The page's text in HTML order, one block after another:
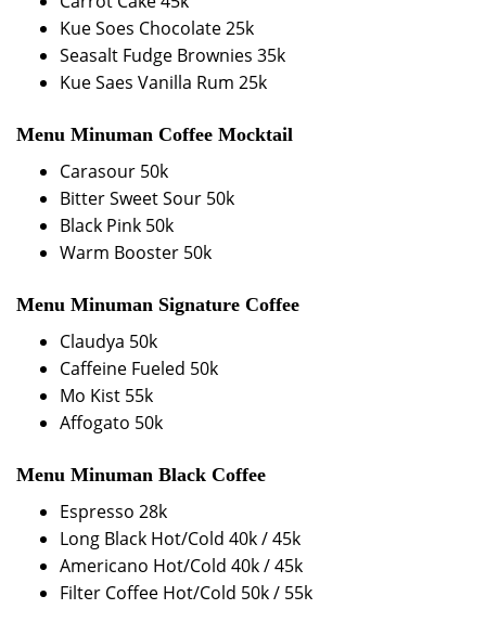
Kue Soes Chocolate 25k
Seasalt Fudge Brownies 35k
Kue Saes Vanilla Rum 25k
Menu Minuman Coffee Mocktail
Carasour 50k
Bitter Sweet Sour 50k
Black Pink 50k
Warm Booster 50k
Menu Minuman Signature Coffee
Claudya 50k
Caffeine Fueled 50k
Mo Kist 55k
Affogato 50k
Menu Minuman Black Coffee
Espresso 28k
Long Black Hot/Cold 40k / 45k
Americano Hot/Cold 40k / 45k
Filter Coffee Hot/Cold 50k / 55k